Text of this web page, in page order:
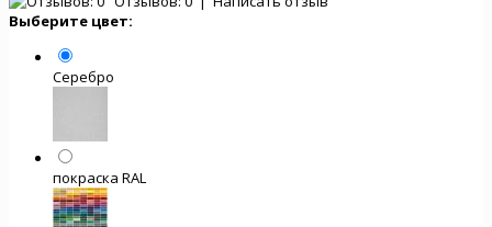
Выберите цвет:
Серебро
покраска RAL